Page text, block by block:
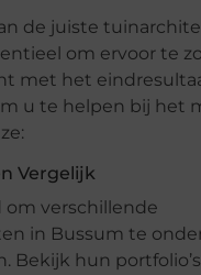
de juiste
om ervoor te
met het
u te helpen bij het
Vergelijk
om verschillende
in Bussum te
Bekijk hun